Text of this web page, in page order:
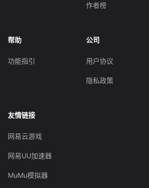
作者榜
帮助
功能指引
公司
用户协议
隐私政策
友情链接
网易云游戏
网易UU加速器
MuMu模拟器